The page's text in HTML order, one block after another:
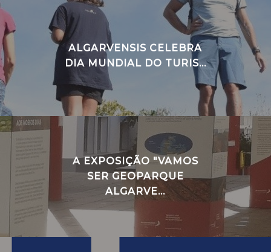
ALGARVENSIS CELEBRA
DIA MUNDIAL DO TURIS...
A EXPOSIÇÃO "VAMOS
SER GEOPARQUE
ALGARVE...